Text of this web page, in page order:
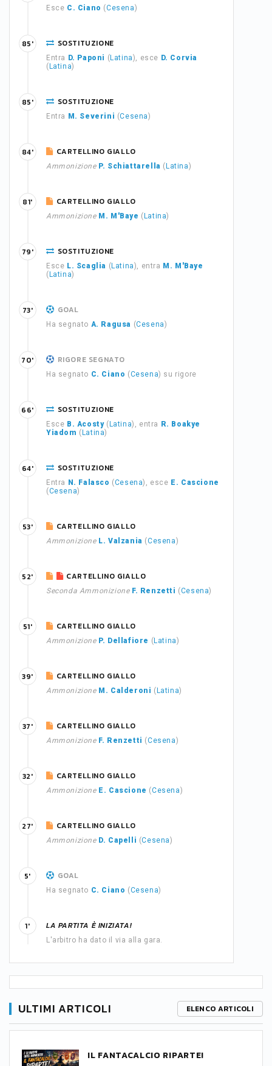
Esce C. Ciano (Cesena)
SOSTITUZIONE
Entra D. Paponi ( Latina), esce D. Corvia
( Latina)
85'
SOSTITUZIONE
Entra M. Severini (Cesena)
85'
CARTELLINO GIALLO
Ammonizione P. Schiattarella ( Latina)
84'
CARTELLINO GIALLO
Ammonizione M. M'Baye ( Latina)
81'
SOSTITUZIONE
Esce L. Scaglia ( Latina), entra M. M'Baye
( Latina)
79'
GOAL
Ha segnato A. Ragusa (Cesena)
73'
RIGORE SEGNATO
Ha segnato C. Ciano (Cesena) su rigore
70'
SOSTITUZIONE
Esce B. Acosty( Latina), entra
R. Boakye
Yiadom ( Latina)
66'
SOSTITUZIONE
Entra N. Falasco (Cesena), esce E. Cascione
(Cesena)
64'
CARTELLINO GIALLO
Ammonizione L. Valzania (Cesena)
53'
CARTELLINO GIALLO
Seconda Ammonizione F. Renzetti (Cesena)
52'
CARTELLINO GIALLO
Ammonizione P. Dellafiore ( Latina)
51'
CARTELLINO GIALLO
Ammonizione M. Calderoni ( Latina)
39'
CARTELLINO GIALLO
Ammonizione F. Renzetti (Cesena)
37'
CARTELLINO GIALLO
Ammonizione E. Cascione (Cesena)
32'
CARTELLINO GIALLO
Ammonizione D. Capelli (Cesena)
27'
GOAL
Ha segnato C. Ciano (Cesena)
5'
LA PARTITA È INIZIATA!
L'arbitro ha dato il via alla gara.
1'
ULTIMI ARTICOLI ELENCO ARTICOLI
IL FANTACALCIO RIPARTE!